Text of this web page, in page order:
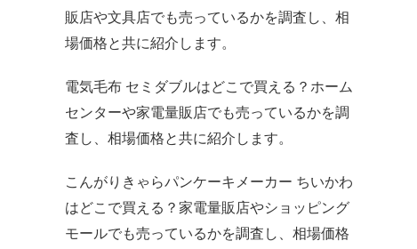
販店や文具店でも売っているかを調査し、相
場価格と共に紹介します。
電気毛布 セミダブルはどこで買える？ホーム
センターや家電量販店でも売っているかを調
査し、相場価格と共に紹介します。
こんがりきゃらパンケーキメーカー ちいかわ
はどこで買える？家電量販店やショッピング
モールでも売っているかを調査し、相場価格